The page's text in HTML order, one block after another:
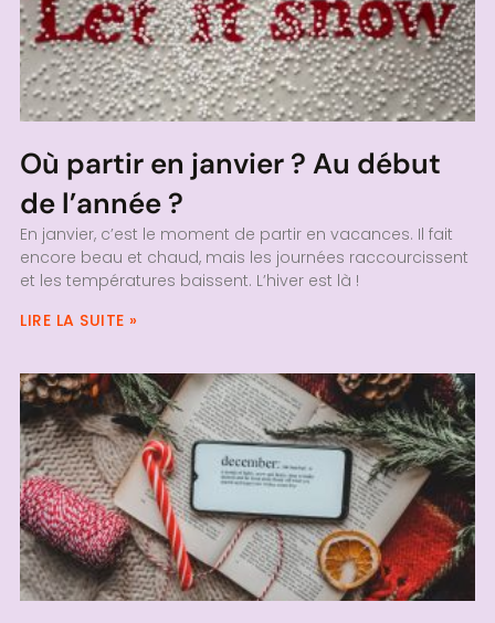
Où partir en janvier ? Au début
de l’année ?
En janvier, c’est le moment de partir en vacances. Il fait
encore beau et chaud, mais les journées raccourcissent
et les températures baissent. L’hiver est là !
LIRE LA SUITE »